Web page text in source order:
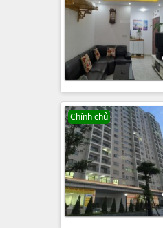
Chính chủ